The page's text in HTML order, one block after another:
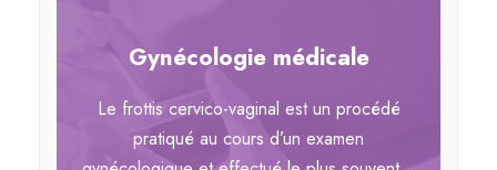
Gynécologie médicale
Le frottis cervico-vaginal est un procédé
pratiqué au cours d’un examen